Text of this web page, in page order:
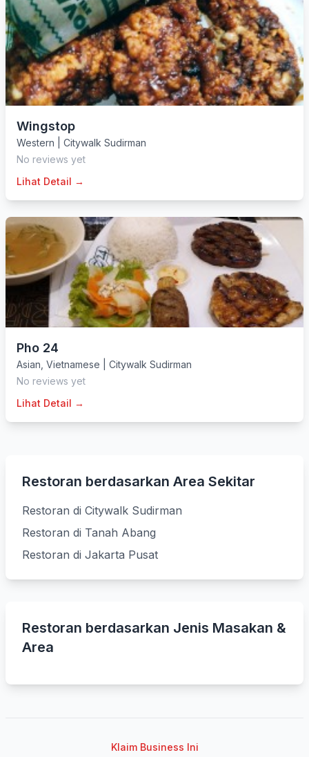
Wingstop
Western
Citywalk Sudirman
No reviews yet
Lihat Detail →
Pho 24
Asian Vietnamese
Citywalk Sudirman
No reviews yet
Lihat Detail →
Restoran berdasarkan Area Sekitar
Restoran di Citywalk Sudirman
Restoran di Tanah Abang
Restoran di Jakarta Pusat
Restoran berdasarkan Jenis Masakan &
Area
Klaim Business Ini